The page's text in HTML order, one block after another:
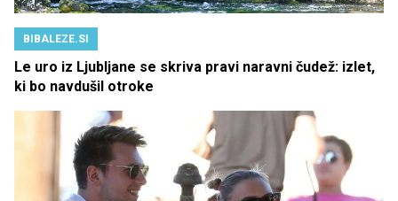
BIBALEZE.SI
Le uro iz Ljubljane se skriva pravi naravni čudež: izlet,
ki bo navdušil otroke